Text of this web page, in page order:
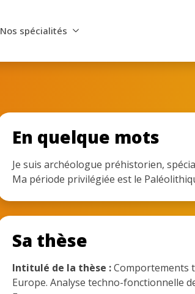
Nos spécialités
En quelque mots
Je suis archéologue préhistorien,
Ma période privilégiée est le
Sa thèse
Intitulé de la thèse :Comportements
Europe. Analyse techno-fonctionnelle